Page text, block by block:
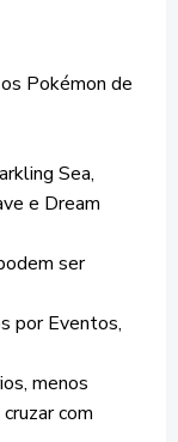
Pokémon de
Sea,
e Dream
ser
por Eventos,
menos
com